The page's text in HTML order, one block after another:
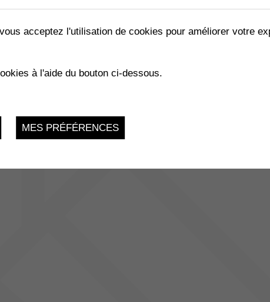
acceptez l'utilisation de cookies pour améliorer votre
à l'aide du bouton ci-dessous.
MES PRÉFÉRENCES